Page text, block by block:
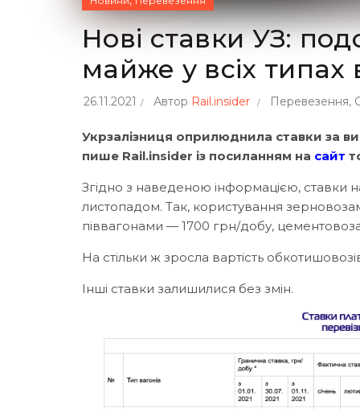
Нові ставки УЗ:
майже у всіх типах
26.11.2021 Автор Rail.insider Перевезення,
Укрзалізниця оприлюднила ставки за
пише Rail.insider із посиланням на сайт
Згідно з наведеною інформацією, ставки
листопадом. Так, користування
піввагонами — 1700 грн/добу,
На стільки ж зросла вартість
Інші ставки залишилися без змін.